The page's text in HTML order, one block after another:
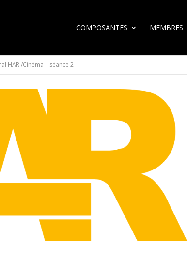
COMPOSANTES MEMBRES
HAR /Cinéma – séance 2